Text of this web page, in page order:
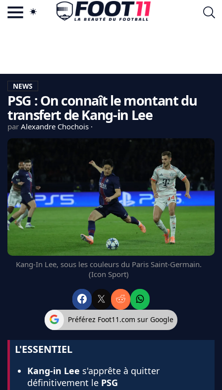
LA CHARTE
VIE PRIVÉE
CGU
CONTACTEZ-NOUS
MERCATO
CDM 2026
EDF
PSG
LIGUE 1
REAL MADRID
MANCHESTER UNITED
CHELSEA
ARSENAL
NEWS
PSG : On connaît le montant du
transfert de Kang-in Lee
par Alexandre Chochois
Kang-In Lee, sous les couleurs du Paris Saint-Germain.
(Icon Sport)
Préférez Foot11.com sur Google
L'ESSENTIEL
Kang-in Lee s'apprête à quitter
définitivement le PSG